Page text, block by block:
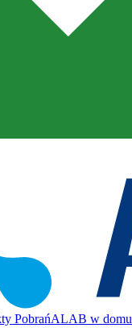
PobrańALAB w domu